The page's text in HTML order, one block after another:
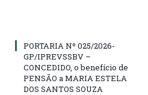
PORTARIA Nº 025/2026-
GP/IPREVSSBV –
CONCEDIDO, o benefício de
PENSÃO a MARIA ESTELA
DOS SANTOS SOUZA